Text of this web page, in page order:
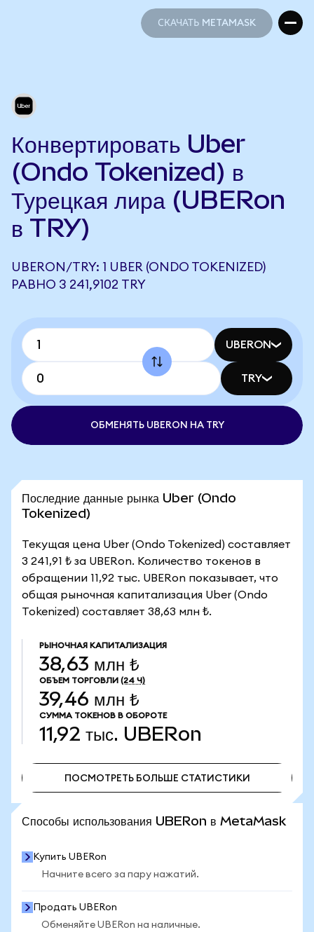
СКАЧАТЬ METAMASK
Конвертировать Uber
(Ondo Tokenized) в
Турецкая лира (UBERon
в TRY)
UBERON/TRY: 1 UBER (ONDO TOKENIZED)
РАВНО 3 241,9102 TRY
UBERON
TRY
ОБМЕНЯТЬ UBERON НА TRY
Последние данные рынка Uber (Ondo
Tokenized)
Текущая цена Uber (Ondo Tokenized) составляет
3 241,91 ₺ за UBERon. Количество токенов в
обращении 11,92 тыс. UBERon показывает, что
общая рыночная капитализация Uber (Ondo
Tokenized) составляет 38,63 млн ₺.
РЫНОЧНАЯ КАПИТАЛИЗАЦИЯ
38,63 млн ₺
ОБЪЕМ ТОРГОВЛИ (24 Ч)
39,46 млн ₺
СУММА ТОКЕНОВ В ОБОРОТЕ
11,92 тыс. UBERon
ПОСМОТРЕТЬ БОЛЬШЕ СТАТИСТИКИ
Способы использования UBERon в MetaMask
Купить UBERon
Начните всего за пару нажатий.
Продать UBERon
Обменяйте UBERon на наличные.